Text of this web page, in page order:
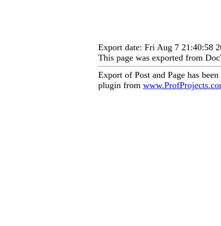
Export date: Fri Aug 7 21:40:58
This page was exported from
Export of Post and Page has
plugin from